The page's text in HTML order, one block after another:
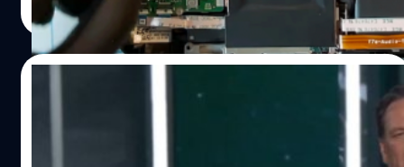
Read More
Phil Spencer คาดเครื่องเกมคอนโซล อาจจะ
ขาดตลาดยาวยันปีหน้า